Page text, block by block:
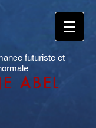
futuriste et
ABEL